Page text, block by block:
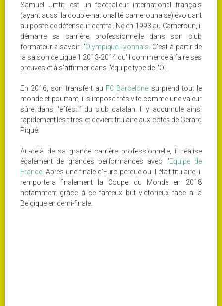
Samuel Umtiti est un footballeur international français
(ayant aussi la double-nationalité camerounaise) évoluant
au poste de défenseur central. Né en 1993 au Cameroun, il
démarre sa carrière professionnelle dans son club
formateur à savoir l'Olympique Lyonnais . C'est à partir de
la saison de Ligue 1 2013-2014 qu'il commence à faire ses
preuves et à s'affirmer dans l'équipe type de l'OL.
En 2016, son transfert au FC Barcelone surprend tout le
monde et pourtant, il s'impose très vite comme une valeur
sûre dans l'effectif du club catalan. Il y accumule ainsi
rapidement les titres et devient titulaire aux côtés de Gerard
Piqué.
Au-delà de sa grande carrière professionnelle, il réalise
également de grandes performances avec l'Equipe de
France. Après une finale d'Euro perdue où il était titulaire, il
remportera finalement la Coupe du Monde en 2018
notamment grâce à ce fameux but victorieux face à la
Belgique en demi-finale.